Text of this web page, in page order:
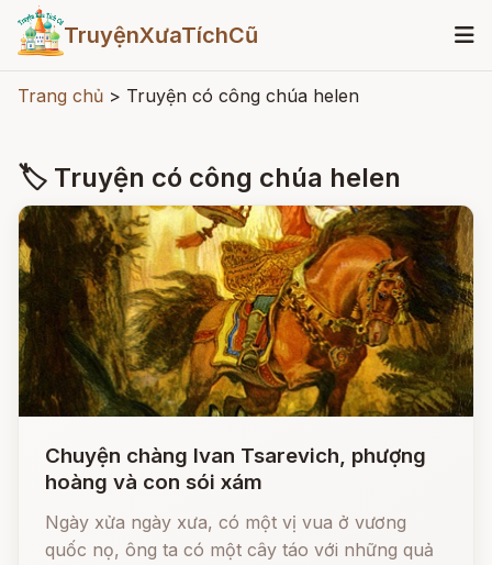
TruyệnXưaTíchCũ
Trang chủ > Truyện có công chúa helen
🏷 Truyện có công chúa helen
Chuyện chàng Ivan Tsarevich, phượng
hoàng và con sói xám
Ngày xửa ngày xưa, có một vị vua ở vương
quốc nọ, ông ta có một cây táo với những quả